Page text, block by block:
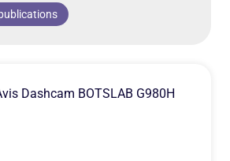
Dashcam BOTSLAB G980H